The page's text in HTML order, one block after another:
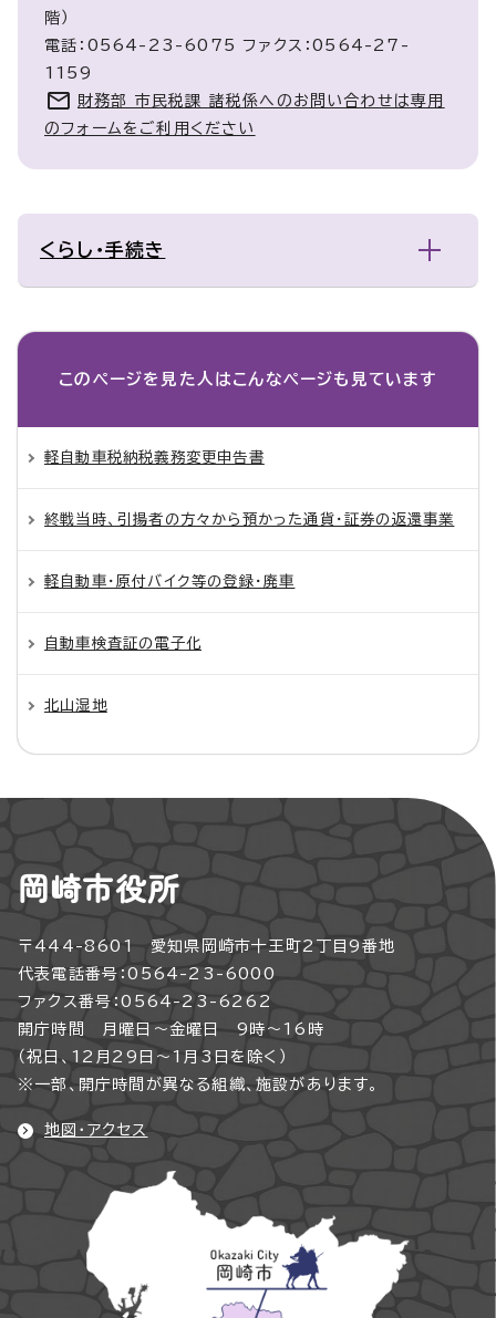
階）
電話：0564-23-6075 ファクス：0564-27-
1159
財務部 市民税課 諸税係へのお問い合わせは専用
のフォームをご利用ください
くらし・手続き
このページを見た人は こんなページも見ています
軽自動車税納税義務変更申告書
終戦当時、引揚者の方々から預かった通貨・証券の返還事業
軽自動車・原付バイク等の登録・廃車
自動車検査証の電子化
北山湿地
岡崎市役所
〒444-8601 愛知県岡崎市十王町2丁目9番地
代表電話番号：0564-23-6000
ファクス番号：0564-23-6262
開庁時間 月曜日～金曜日 9時～16時
（祝日、12月29日～1月3日を除く）
※一部、開庁時間が異なる組織、施設があります。
地図・アクセス